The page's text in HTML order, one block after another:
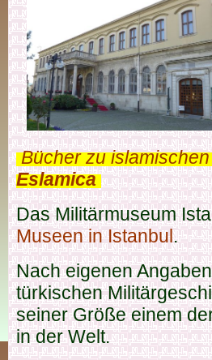
.Bücher zu
Eslamica.
Das Militärmuseum
Museen in Istanbul.
Nach eigenen
türkischen
seiner Größe einem
in der Welt.